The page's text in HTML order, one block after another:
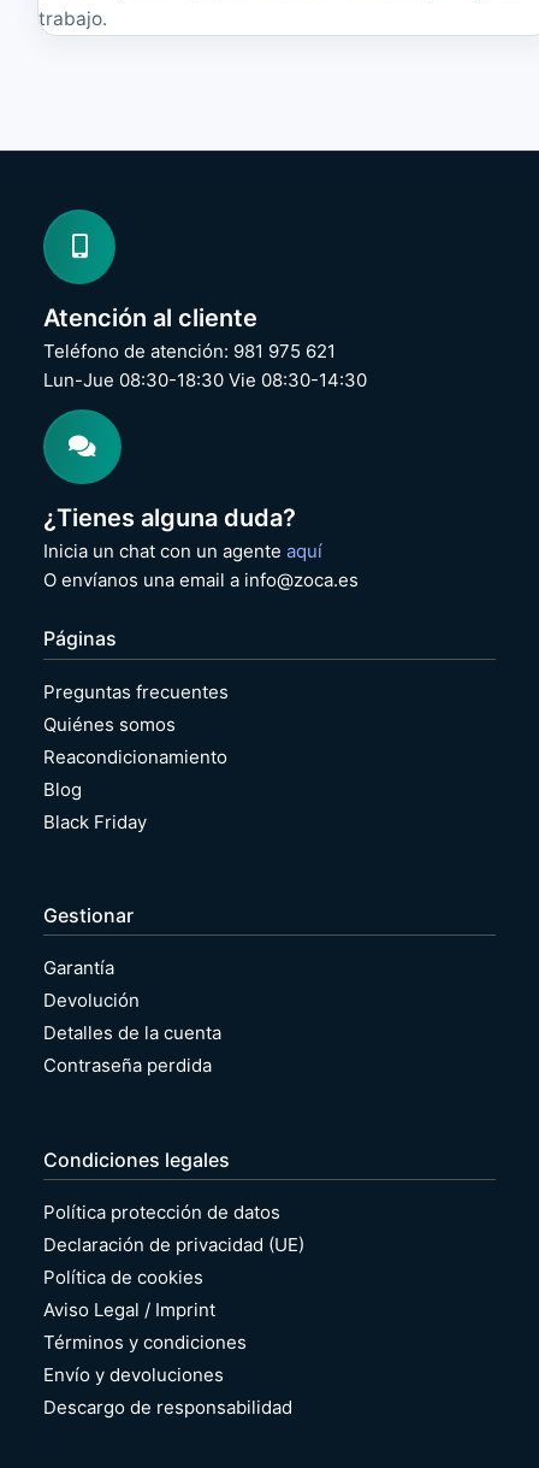
trabajo.
Atención al cliente
Teléfono de atención: 981 975 621
Lun-Jue 08:30-18:30 Vie 08:30-14:30
¿Tienes alguna duda?
Inicia un chat con un agenteaquí
O envíanos una email a info@zoca.es
Páginas
Preguntas frecuentes
Quiénes somos
Reacondicionamiento
Blog
Black Friday
Gestionar
Garantía
Devolución
Detalles de la cuenta
Contraseña perdida
Condiciones legales
Política protección de datos
Declaración de privacidad (UE)
Política de cookies
Aviso Legal / Imprint
Términos y condiciones
Envío y devoluciones
Descargo de responsabilidad